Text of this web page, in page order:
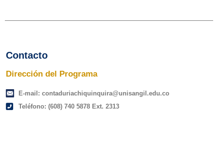
Contacto
Dirección del Programa
E-mail: contaduriachiquinquira@unisangil.edu.co
Teléfono: (608) 740 5878 Ext. 2313